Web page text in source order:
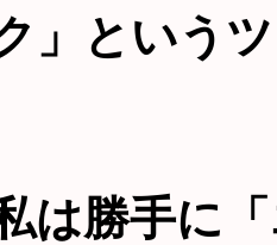
」という
は勝手に